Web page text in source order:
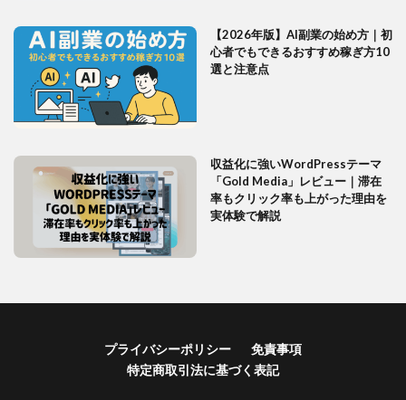
【2026年版】AI副業の始め方｜初
心者でもできるおすすめ稼ぎ方10
選と注意点
収益化に強いWordPressテーマ
「Gold Media」レビュー｜滞在
率もクリック率も上がった理由を
実体験で解説
プライバシーポリシー
免責事項
特定商取引法に基づく表記